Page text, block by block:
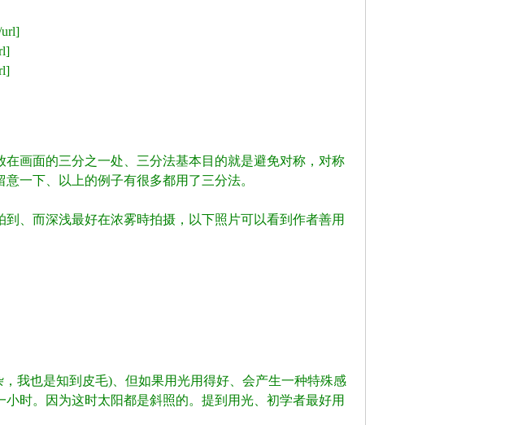
画面的三分之一处、三分法基本目的就是避免对称，对称
一下、以上的例子有很多都用了三分法。
、而深浅最好在浓雾時拍摄，以下照片可以看到作者善用
我也是知到皮毛)、但如果用光用得好、会产生一种特殊感
时。因为这时太阳都是斜照的。提到用光、初学者最好用